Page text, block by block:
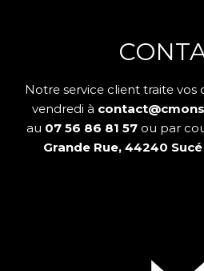
Notre service client traite vos
vendredi à
au 07 56 86 81 57 ou par
Grande Rue, 44240